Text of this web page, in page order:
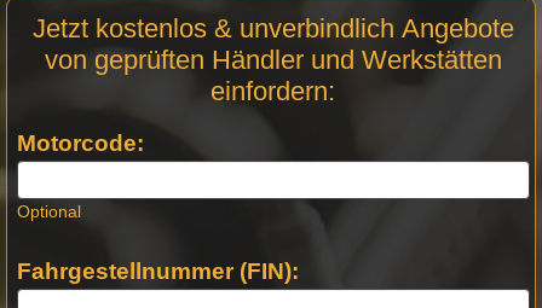
Anfrage
Stellen -
Jetzt kostenlos & unverbindlich Angebote
von geprüften Händler und Werkstätten
einfordern:
Motorcode:
Optional
Fahrgestellnummer (FIN):